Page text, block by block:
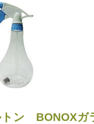
トン BONOXガ